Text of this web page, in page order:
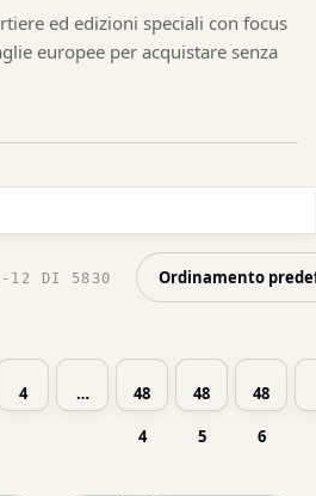
ed edizioni speciali con focus
europee per acquistare senza
12 DI 5830
4 …
48
4
48
5
48
6